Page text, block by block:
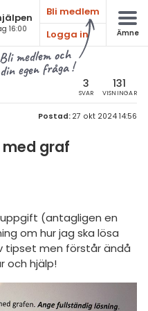
16:00
Bli medlem
Logga in
Ämne
Bli medlem och
din egen fråga !
3
SVAR
131
VISNINGAR
Postad: 27 okt 2024 14:56
graf
(antagligen en
om hur jag ska lösa
tipset men förstår ändå
och hjälp!
Alla ämnen
Matematik
Matte 2
och grafer
ekvationssystem
och geometri